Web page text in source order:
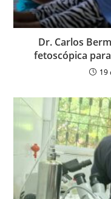
Dr. Carlos
fetoscópica
19